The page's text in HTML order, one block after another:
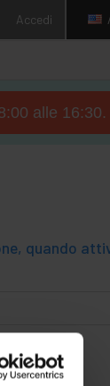
Accedi
alle 16:30.